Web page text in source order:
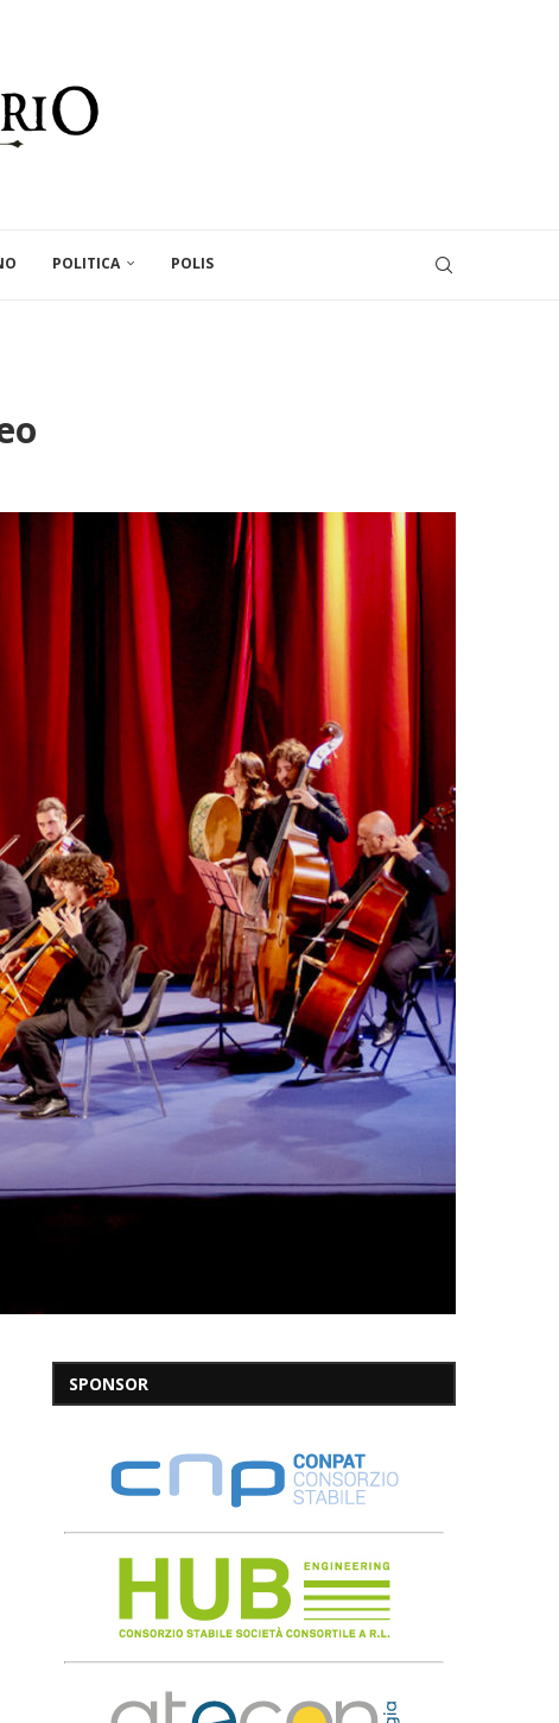
POLITICA POLIS
SPONSOR